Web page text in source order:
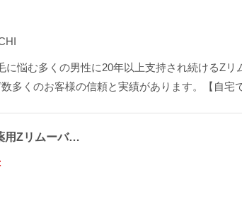
に悩む多くの男性に20年以上支持され続けるZリ
多くのお客様の信頼と実績があります。【自宅
用Zリムーバ…